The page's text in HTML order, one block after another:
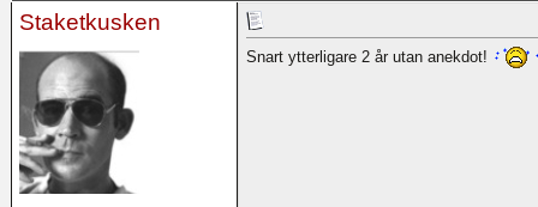
Staketkusken
Snart ytterligare 2 år utan anekdot!